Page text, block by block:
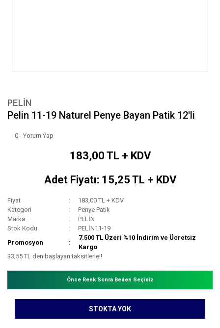
PELİN
Pelin 11-19 Naturel Penye Bayan Patik 12'li
0 - Yorum Yap
183,00 TL + KDV
Adet Fiyatı: 15,25 TL + KDV
Fiyat
183,00 TL + KDV
Kategori
Penye Patik
Marka
PELİN
Stok Kodu
PELİN11-19
Promosyon
7.500 TL Üzeri %10 İndirim ve Ücretsiz
Kargo
33,55 TL den başlayan taksitlerle!!
Önce Renk Sonra Beden Seçiniz
STOKTA YOK